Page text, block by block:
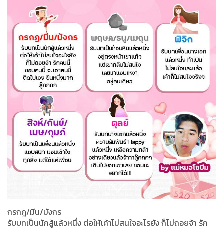
กรกฎ/มีน/มังกร
รับบทเป็นนักสู้แล้วหนึ่ง ต่อให้เค้าไม่สนใจอะไรยัง ก็ไม่ถอยจ้า รัก